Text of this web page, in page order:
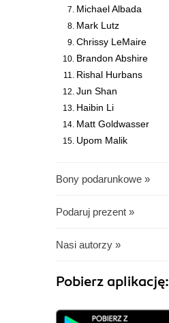
Michael Albada
Mark Lutz
Chrissy LeMaire
Brandon Abshire
Rishal Hurbans
Jun Shan
Haibin Li
Matt Goldwasser
Upom Malik
Bony podarunkowe »
Podaruj prezent »
Nasi autorzy »
Pobierz aplikację: